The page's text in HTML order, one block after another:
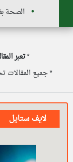
الصحة بغزة: 4 شهداء
*تعبر
* جميع المقالات
لايف ستايل